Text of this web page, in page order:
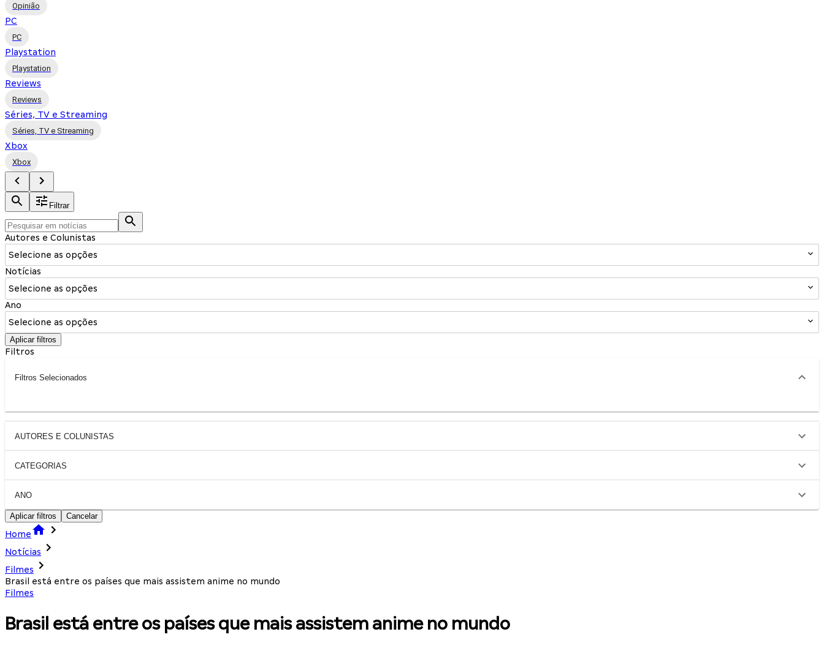
Opinião
PC
PC
Playstation
Playstation
Reviews
Reviews
Séries, TV e Streaming
Séries, TV e Streaming
Xbox
Xbox
Filtrar
Autores e Colunistas
Selecione as opções
Notícias
Selecione as opções
Ano
Selecione as opções
Aplicar filtros
Filtros
Filtros Selecionados
AUTORES E COLUNISTAS
CATEGORIAS
ANO
Aplicar filtros Cancelar
Home
Notícias
Filmes
Brasil está entre os países que mais assistem anime no mundo
Filmes
Brasil está entre os países que mais assistem anime no mundo